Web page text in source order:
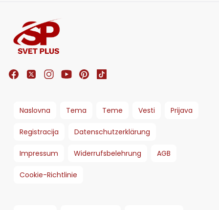
Naslovna Tema Teme Vesti Prijava
Registracija Datenschutzerklärung
Impressum Widerrufsbelehrung AGB
Cookie-Richtlinie